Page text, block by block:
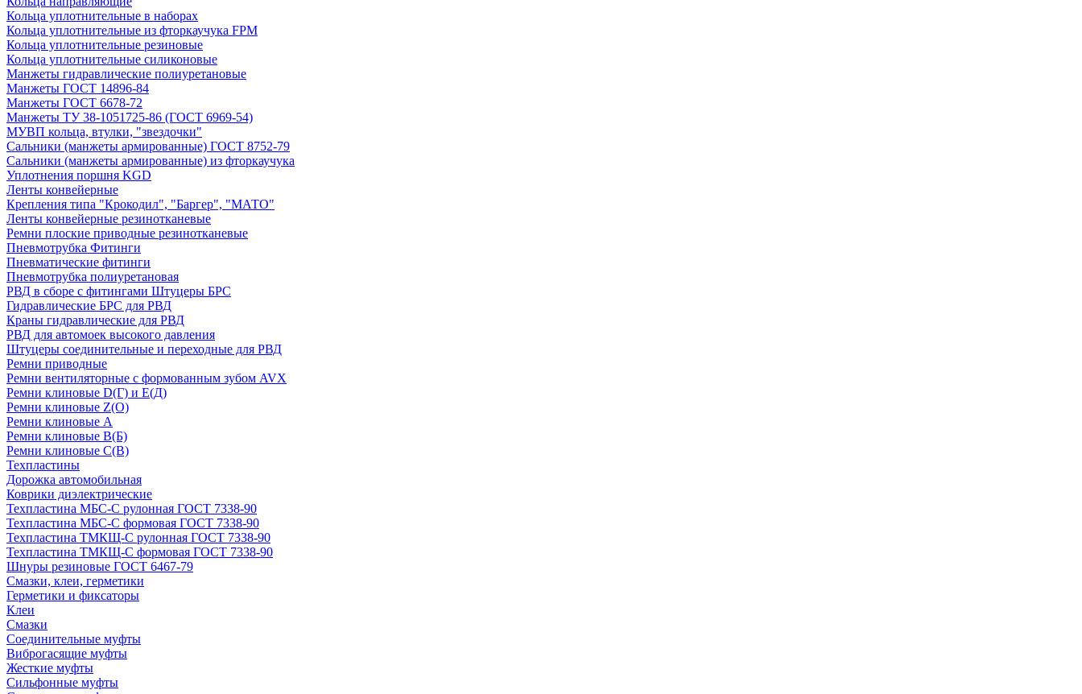
Кольца уплотнительные в наборах
Кольца уплотнительные из фторкаучука FPM
Кольца уплотнительные резиновые
Кольца уплотнительные силиконовые
Манжеты гидравлические полиуретановые
Манжеты ГОСТ 14896-84
Манжеты ГОСТ 6678-72
Манжеты ТУ 38-1051725-86 (ГОСТ 6969-54)
МУВП кольца, втулки, "звездочки"
Сальники (манжеты армированные) ГОСТ 8752-79
Сальники (манжеты армированные) из фторкаучука
Уплотнения поршня KGD
Ленты конвейерные
Крепления типа "Крокодил", "Баргер", "МАТО"
Ленты конвейерные резинотканевые
Ремни плоские приводные резинотканевые
Пневмотрубка Фитинги
Пневматические фитинги
Пневмотрубка полиуретановая
РВД в сборе с фитингами Штуцеры БРС
Гидравлические БРС для РВД
Краны гидравлические для РВД
РВД для автомоек высокого давления
Штуцеры соединительные и переходные для РВД
Ремни приводные
Ремни вентиляторные с формованным зубом AVX
Ремни клиновые D(Г) и Е(Д)
Ремни клиновые Z(О)
Ремни клиновые А
Ремни клиновые В(Б)
Ремни клиновые С(В)
Техпластины
Дорожка автомобильная
Коврики диэлектрические
Техпластина МБС-С рулонная ГОСТ 7338-90
Техпластина МБС-С формовая ГОСТ 7338-90
Техпластина ТМКЩ-С рулонная ГОСТ 7338-90
Техпластина ТМКЩ-С формовая ГОСТ 7338-90
Шнуры резиновые ГОСТ 6467-79
Смазки, клеи, герметики
Герметики и фиксаторы
Клеи
Смазки
Соединительные муфты
Виброгасящие муфты
Жесткие муфты
Сильфонные муфты